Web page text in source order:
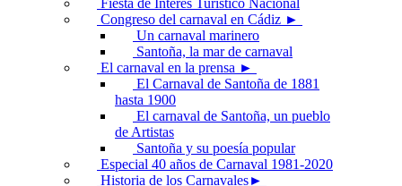
Fiesta de Interés Turístico Nacional
Congreso del carnaval en Cádiz ►
Un carnaval marinero
Santoña, la mar de carnaval
El carnaval en la prensa ►
El Carnaval de Santoña de 1881
hasta 1900
El carnaval de Santoña, un pueblo
de Artistas
Santoña y su poesía popular
Especial 40 años de Carnaval 1981-2020
Historia de los Carnavales►